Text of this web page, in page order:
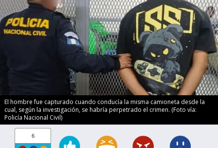
El hombre fue capturado cuando conducía la misma camioneta desde la
cual, según la investigación, se habría perpetrado el crimen. (Foto vía:
Policía Nacional Civil)
6